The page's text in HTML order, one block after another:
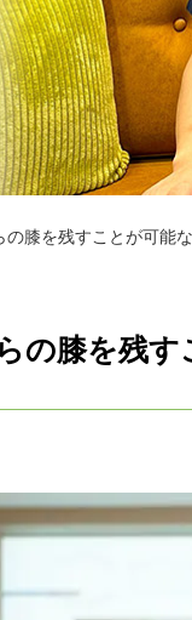
膝を残すことが可能
の膝を残